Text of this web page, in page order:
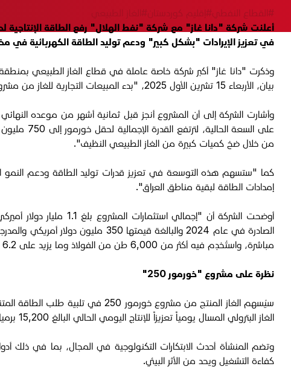
#القطاع النفطي#إقليم كوردستان#الغاز الطبيعي
في تعزيز الإيرادات "بشكل كبير" ودعم توليد الطاقة الكهربائية في
وذكرت "دانا غاز" أكبر شركة خاصة عاملة في قطاع الغاز الطبيعي
بيان، الأربعاء 15 تشرين الأول 2025، "بدء المبيعات التجارية للغاز من مشروع التوسعة (خورمور 250) في منشأة خورمور بإقليم كوردستان".
على
من خلال ضخ كميات كبيرة من الغاز الطبيعي النظيف".
كما "ستسهم هذه التوسعة في تعزيز قدرات توليد الطاقة ودعم النمو
إمدادات الطاقة لبقية مناطق العراق".
مباشرة، واستُخدِم فيه أكثر من 6,000 طن من الفولاذ وما يزيد على 6.2 مليون ساعة عمل، ما يجعله أحد أضخم مشاريع البنية التحتية التي تم تنفيذها من قبل القطاع الخاص في العراق خلال السنوات الأخيرة".
نظرة على مشروع "خورمور 250"
الغاز البترولي المسال يومياً تعزيزاً للإنتاج اليومي الحالي البالغ 15,200 برميل من المكثفات و1,070 طنًا من الغاز البترولي المسال.
وتضم المنشأة أحدث الابتكارات التكنولوجية في المجال، بما في ذلك
كفاءة التشغيل ويحد من الأثر البيئي.